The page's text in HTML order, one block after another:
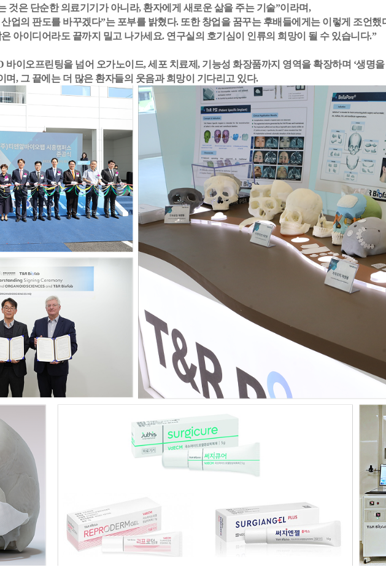
것은 단순한 의료기기가 아니라, 환자에게 새로운 삶을 주는 기술”이라며,
업의 판도를 바꾸겠다”는 포부를 밝혔다. 또한 창업을 꿈꾸는 후배들에게는 이렇게 조언했
아이디어라도 끝까지 밀고 나가세요. 연구실의 호기심이 인류의 희망이 될 수 있습니다.”
바이오프린팅을 넘어 오가노이드, 세포 치료제, 기능성 화장품까지 영역을 확장하며 ‘생명
며, 그 끝에는 더 많은 환자들의 웃음과 희망이 기다리고 있다.